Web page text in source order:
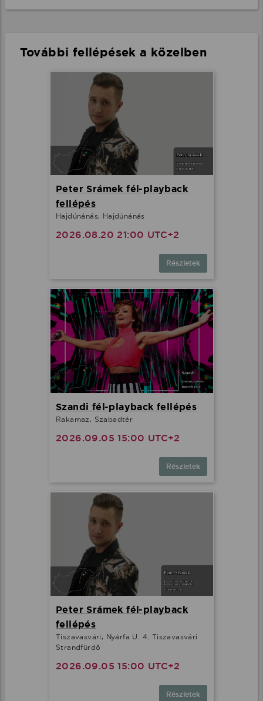
További fellépések a közelben
Peter Srámek fél-playback
fellépés
Hajdúnánás, Hajdúnánás
2026.08.20 21:00 UTC+2
Részletek
Szandi fél-playback fellépés
Rakamaz, Szabadtér
2026.09.05 15:00 UTC+2
Részletek
Peter Srámek fél-playback
fellépés
Tiszavasvári, Nyárfa U. 4. Tiszavasvári
Strandfürdõ
2026.09.05 15:00 UTC+2
Részletek